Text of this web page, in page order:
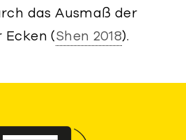
das Ausmaß der
(Shen 2018).